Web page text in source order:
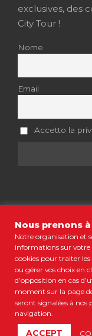
exclusives, des
City Tour !
Nome
Email
Accetto la
MENTIONS LÉGALES
© COPYRIGHT
Nous prenons
Notre organisation et
informations sur votre
cookies pour traiter les
ou gérer vos choix en
d’opposition en cas
moment sur la page
seront signalées à nos
navigation.
ACCEPT